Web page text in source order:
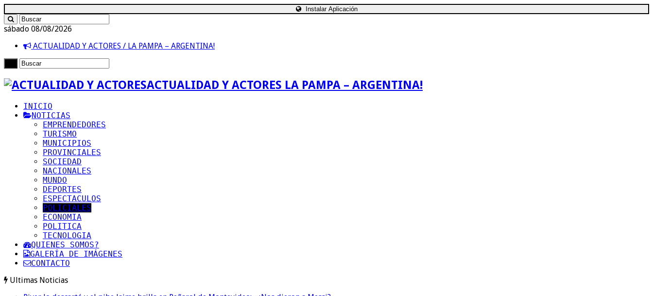
Instalar Aplicación
sábado 08/08/2026
ACTUALIDAD Y ACTORES / LA PAMPA – ARGENTINA!
ACTUALIDAD Y ACTORES LA PAMPA – ARGENTINA!
INICIO
NOTICIAS
EMPRENDEDORES
TURISMO
MUNICIPIOS
PROVINCIALES
SOCIEDAD
NACIONALES
MUNDO
DEPORTES
ESPECTACULOS
POLICIALES
ECONOMIA
POLITICA
TECNOLOGIA
QUIENES SOMOS?
GALERÍA DE IMÁGENES
CONTACTO
Ultimas Noticias